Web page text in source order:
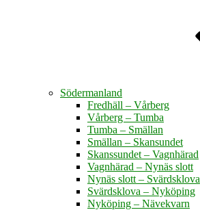
Södermanland
Fredhäll – Vårberg
Vårberg – Tumba
Tumba – Smällan
Smällan – Skansundet
Skanssundet – Vagnhärad
Vagnhärad – Nynäs slott
Nynäs slott – Svärdsklova
Svärdsklova – Nyköping
Nyköping – Nävekvarn